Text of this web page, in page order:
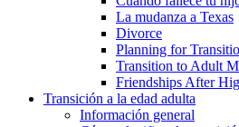
La mudanza a Texas
Divorce
Planning for
Transition to Adult
Friendships After
Transición a la edad adulta
Información general